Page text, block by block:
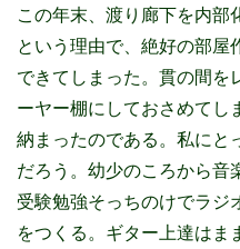
この年末、渡り廊下を内部
という理由で、絶好の部屋
できてしまった。貫の間を
ーヤー棚にしておさめてし
納まったのである。私にと
だろう。幼少のころから音
受験勉強そっちのけでラジ
をつくる。ギター上達はま